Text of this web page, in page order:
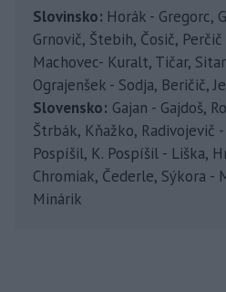
Slovinsko: Horák - Gregorc,
Grnovič, Štebih, Čosič,
Machovec- Kuralt, Tičar,
Ograjenšek - Sodja, Beričič,
Slovensko: Gajan - Gajdoš,
Štrbák, Kňažko, Radivojevič -
Pospíšil, K. Pospíšil - Liška,
Chromiak, Čederle, Sýkora -
Minárik